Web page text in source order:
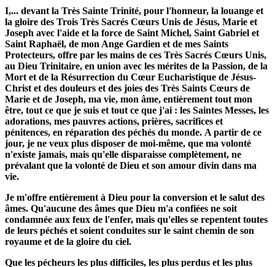
I,... devant la Très Sainte Trinité, pour l'honneur, la louange et
la gloire des Trois Très Sacrés Cœurs Unis de Jésus, Marie et
Joseph avec l'aide et la force de Saint Michel, Saint Gabriel et
Saint Raphaël, de mon Ange Gardien et de mes Saints
Protecteurs, offre par les mains de ces Très Sacrés Cœurs Unis,
au Dieu Trinitaire, en union avec les mérites de la Passion, de la
Mort et de la Résurrection du Cœur Eucharistique de Jésus-
Christ et des douleurs et des joies des Très Saints Cœurs de
Marie et de Joseph, ma vie, mon âme, entièrement tout mon
être, tout ce que je suis et tout ce que j'ai : les Saintes Messes, les
adorations, mes pauvres actions, prières, sacrifices et
pénitences, en réparation des péchés du monde. A partir de ce
jour, je ne veux plus disposer de moi-même, que ma volonté
n'existe jamais, mais qu'elle disparaisse complètement, ne
prévalant que la volonté de Dieu et son amour divin dans ma
vie.
Je m'offre entièrement à Dieu pour la conversion et le salut des
âmes. Qu'aucune des âmes que Dieu m'a confiées ne soit
condamnée aux feux de l'enfer, mais qu'elles se repentent toutes
de leurs péchés et soient conduites sur le saint chemin de son
royaume et de la gloire du ciel.
Que les pécheurs les plus difficiles, les plus perdus et les plus